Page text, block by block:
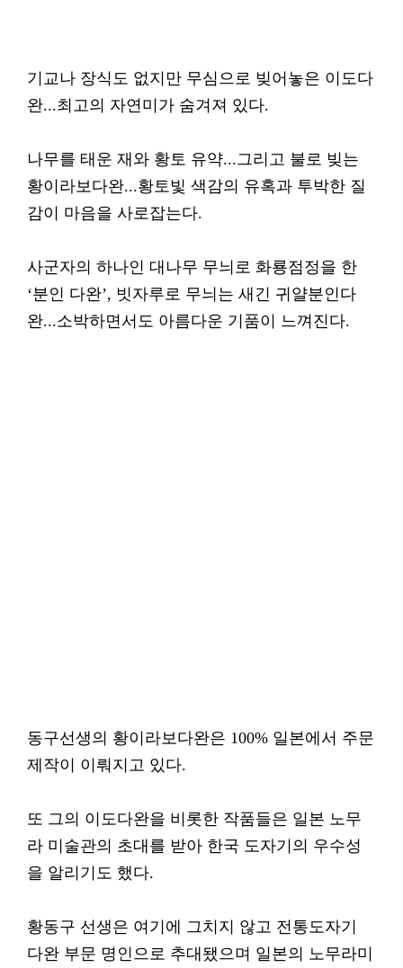
기교나 장식도 없지만 무심으로 빚어놓은 이도다
완...최고의 자연미가 숨겨져 있다.
나무를 태운 재와 황토 유약...그리고 불로 빚는
황이라보다완...황토빛 색감의 유혹과 투박한 질
감이 마음을 사로잡는다.
사군자의 하나인 대나무 무늬로 화룡점정을 한
‘분인 다완’, 빗자루로 무늬는 새긴 귀얄분인다
완...소박하면서도 아름다운 기품이 느껴진다.
동구선생의 황이라보다완은 100% 일본에서 주문
제작이 이뤄지고 있다.
또 그의 이도다완을 비롯한 작품들은 일본 노무
라 미술관의 초대를 받아 한국 도자기의 우수성
을 알리기도 했다.
황동구 선생은 여기에 그치지 않고 전통도자기
다완 부문 명인으로 추대됐으며 일본의 노무라미